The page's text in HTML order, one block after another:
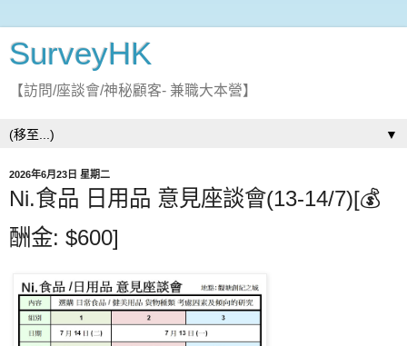
SurveyHK
【訪問/座談會/神秘顧客- 兼職大本營】
▼
2026年6月23日 星期二
Ni.食品 日用品 意見座談會(13-14/7)[💰
酬金: $600]